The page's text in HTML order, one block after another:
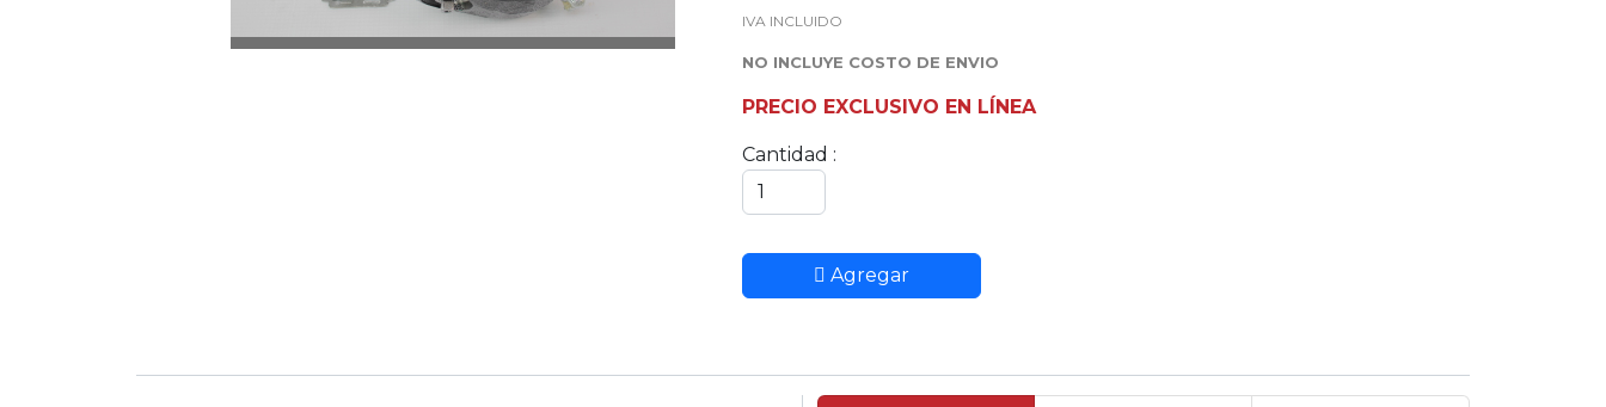
IVA INCLUIDO
NO INCLUYE COSTO DE ENVIO
PRECIO EXCLUSIVO EN LÍNEA
Cantidad :
Agregar